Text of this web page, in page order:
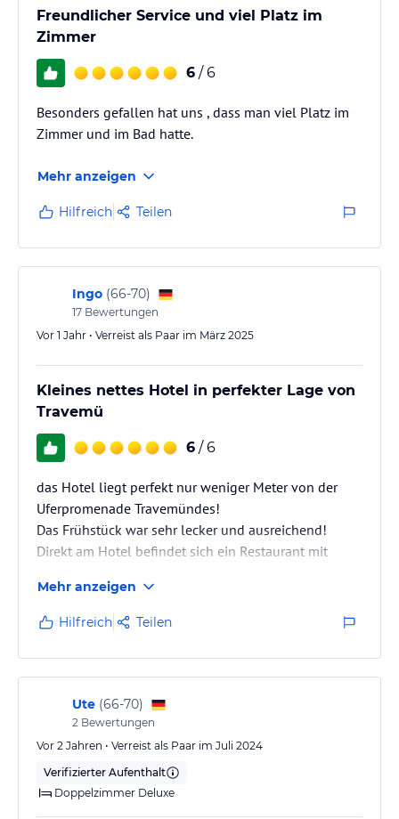
Freundlicher Service und viel Platz im
Zimmer
6 / 6
Besonders gefallen hat uns , dass man viel Platz im
Zimmer und im Bad hatte.
Mehr anzeigen
Hilfreich Teilen
Ingo (66-70)
17 Bewertungen
Vor 1 Jahr • Verreist als Paar im März 2025
Kleines nettes Hotel in perfekter Lage von
Travemü
6 / 6
das Hotel liegt perfekt nur weniger Meter von der
Uferpromenade Travemündes!
Das Frühstück war sehr lecker und ausreichend!
Direkt am Hotel befindet sich ein Restaurant mit
Das Hotel verfügt über einen schönen Wintergarten
und eine Sonnenterasse. Hier kann man sich Kaffee
oder Tee zubereiten!
Ein Parkplatz ist hinter dem Hotel!
Mehr anzeigen
Hilfreich Teilen
Ute (66-70)
2 Bewertungen
Vor 2 Jahren • Verreist als Paar im Juli 2024
Verifizierter Aufenthalt
Doppelzimmer Deluxe